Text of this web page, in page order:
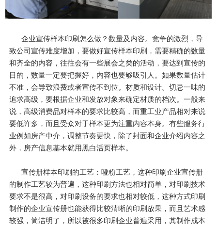
企业宣传样本印刷怎么做？数量及内容。竞争的激烈，导
致公司宣传难度增加，要做好宣传样本印刷，需要精确的数量
和齐全的内容，往往会有一些展会之类的活动，要达到宣传的
目的，数量一定要把握好，内容也要够吸引人。如果数量估计
不准，会导致浪费或者宣传不到位。材质和设计。切忌一味的
追求高级，要根据企业和发放对象来确定材质的档次。一般来
说，高级消费品对样本的要求比较高，而重工业产品相对来说
要低许多，而且受众对于样本更为注重内容本身。有些服务行
业例如房产中介，调整节奏更快，除了封面和企业介绍内容之
外，房产信息基本就用黑白活页样本。
宣传册样本印刷的工艺：哑粉工艺，这种印刷企业宣传册
的制作工艺较为普遍，这种印刷方法也相对简单，对印刷技术
要求不是很高，对印刷设备的要求也相对较低，这种方式印刷
制作的企业宣传册也能获得比较清晰的印刷放果，而且艺术感
较强，简洁明了，所以被很多印刷企业普遍采用，其制作成本